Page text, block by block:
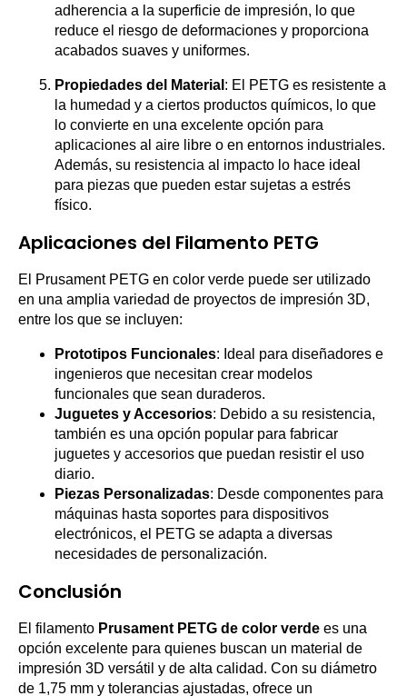
adherencia a la superficie de impresión, lo que
reduce el riesgo de deformaciones y proporciona
acabados suaves y uniformes.
Propiedades del Material : El PETG es resistente a
la humedad y a ciertos productos químicos, lo que
lo convierte en una excelente opción para
aplicaciones al aire libre o en entornos industriales.
Además, su resistencia al impacto lo hace ideal
para piezas que pueden estar sujetas a estrés
físico.
Aplicaciones del Filamento PETG
El Prusament PETG en color verde puede ser utilizado
en una amplia variedad de proyectos de impresión 3D,
entre los que se incluyen:
Prototipos Funcionales: Ideal para diseñadores e
ingenieros que necesitan crear modelos
funcionales que sean duraderos.
Juguetes y Accesorios: Debido a su resistencia,
también es una opción popular para fabricar
juguetes y accesorios que puedan resistir el uso
diario.
Piezas Personalizadas: Desde componentes para
máquinas hasta soportes para dispositivos
electrónicos, el PETG se adapta a diversas
necesidades de personalización.
Conclusión
El filamento Prusament PETG de color verde es una
opción excelente para quienes buscan un material de
impresión 3D versátil y de alta calidad. Con su diámetro
de 1,75 mm y tolerancias ajustadas, ofrece un